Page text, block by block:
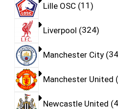
Lille OSC 11
Liverpool 324
Manchester City
Manchester United
Newcastle United